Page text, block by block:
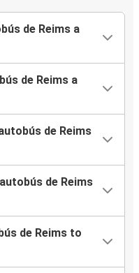
de Reims a
de Reims a
de Reims
de Reims
de Reims to